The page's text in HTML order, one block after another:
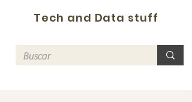
Tech and Data stuff